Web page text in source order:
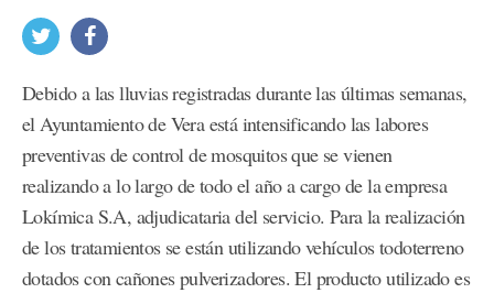
Debido a las lluvias registradas durante las últimas semanas,
el Ayuntamiento de Vera está intensificando las labores
preventivas de control de mosquitos que se vienen
realizando a lo largo de todo el año a cargo de la empresa
Lokímica S.A, adjudicataria del servicio. Para la realización
de los tratamientos se están utilizando vehículos todoterreno
dotados con cañones pulverizadores. El producto utilizado es